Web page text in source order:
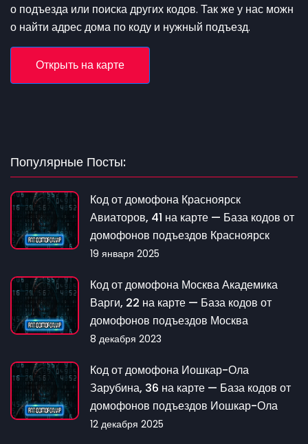
о подъезда или поиска других кодов. Так же у нас можн
о найти адрес дома по коду и нужный подъезд.
Открыть на карте
Популярные Посты:
Код от домофона Красноярск
Авиаторов, 41 на карте — База кодов от
домофонов подъездов Красноярск
19 января 2025
Код от домофона Москва Академика
Варги, 22 на карте — База кодов от
домофонов подъездов Москва
8 декабря 2023
Код от домофона Иошкар-Ола
Зарубина, 36 на карте — База кодов от
домофонов подъездов Иошкар-Ола
12 декабря 2025